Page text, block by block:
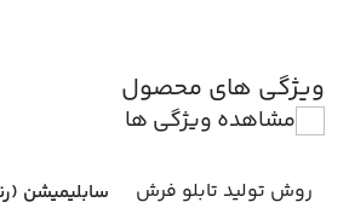
ویژگی های محصول
مشاهده ویژگی ها
روش تولید تابلو فرش سابلیمیشن